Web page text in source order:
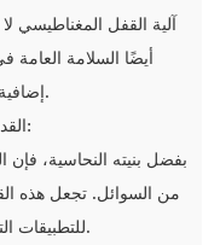
آلية القفل المغناطيسي
أيضًا السلامة العامة
إضافية من الأمان، مما يقلل من مخاطر الحوادث.
القدرة على التكيف مع وسائل الإعلام المختلفة:
بفضل بنيته النحاسية،
من السوائل. تجعل هذه
للتطبيقات التي تحتاج إلى التحكم في الوسائط المختلفة.